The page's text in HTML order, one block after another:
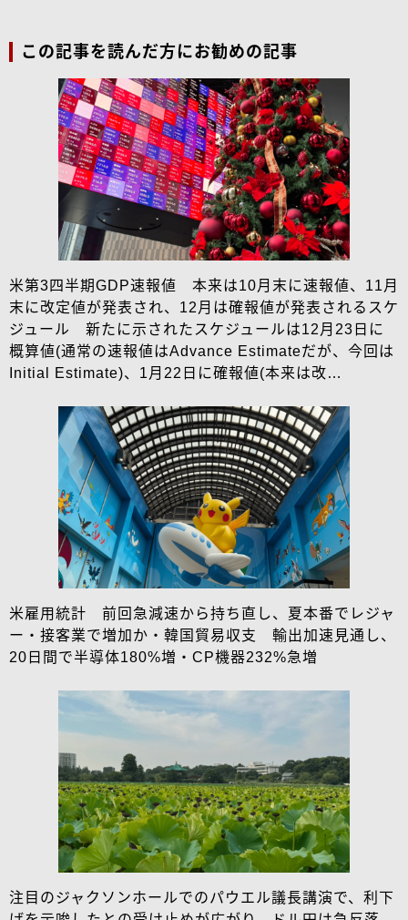
この記事を読んだ方にお勧めの記事
米第3四半期GDP速報値 本来は10月末に速報値、11月
末に改定値が発表され、12月は確報値が発表されるスケ
ジュール 新たに示されたスケジュールは12月23日に
概算値(通常の速報値はAdvance Estimateだが、今回は
Initial Estimate)、1月22日に確報値(本来は改…
米雇用統計 前回急減速から持ち直し、夏本番でレジャ
ー・接客業で増加か・韓国貿易収支 輸出加速見通し、
20日間で半導体180%増・CP機器232%急増
注目のジャクソンホールでのパウエル議長講演で、利下